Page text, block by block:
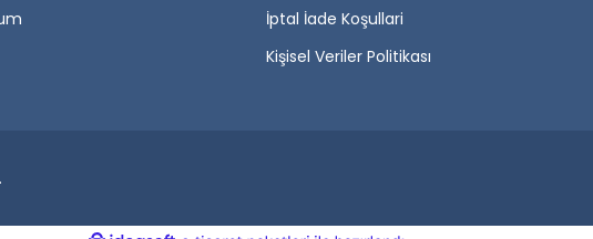
İptal İade Koşullari
Kişisel Veriler Politikası